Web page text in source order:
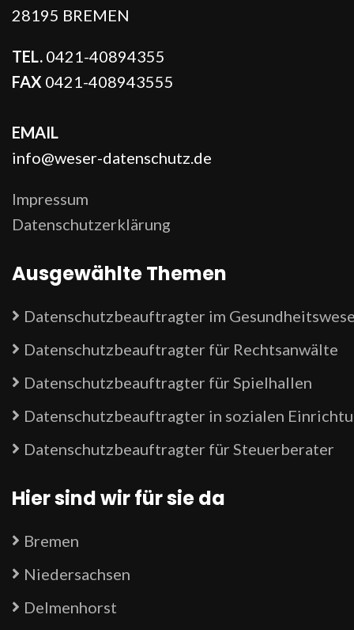
28195 BREMEN
TEL. 0421-40894355
FAX 0421-408943555
EMAIL
info@weser-datenschutz.de
Impressum
Datenschutzerklärung
Ausgewählte Themen
Datenschutzbeauftragter im
Datenschutzbeauftragter für Rechtsanwälte
Datenschutzbeauftragter für Spielhallen
Datenschutzbeauftragter in sozialen
Datenschutzbeauftragter für Steuerberater
Hier sind wir für sie da
Bremen
Niedersachsen
Delmenhorst